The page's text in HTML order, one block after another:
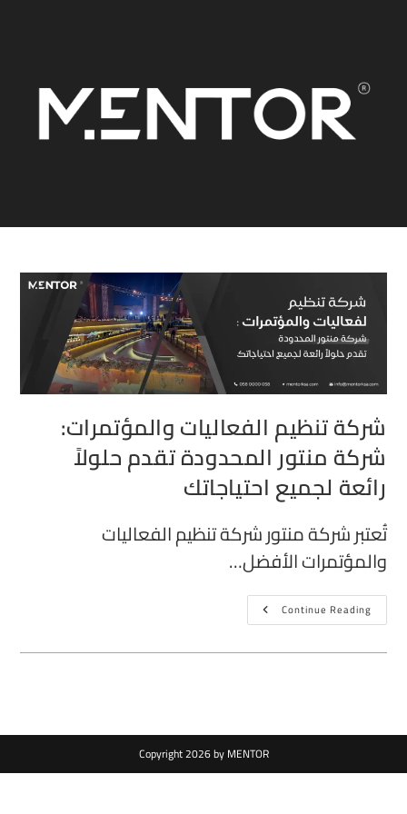
شركة تنظيم الفعاليات والمؤتمرات:
شركة منتور المحدودة تقدم حلولاً
رائعة لجميع احتياجاتك
تُعتبر شركة منتور شركة تنظيم الفعاليات
والمؤتمرات الأفضل…
Continue Reading
Copyright 2026 by MENTOR